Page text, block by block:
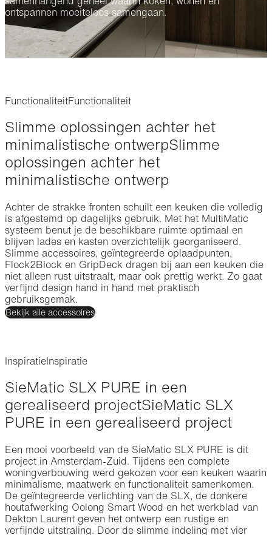
ontspannen moeiteloos samengaan.
FunctionaliteitFunctionaliteit
Slimme oplossingen achter het
minimalistische ontwerpSlimme
oplossingen achter het
minimalistische ontwerp
Achter de strakke fronten schuilt een keuken die volledig
is afgestemd op dagelijks gebruik. Met het MultiMatic
systeem benut je de beschikbare ruimte optimaal en
blijven lades en kasten overzichtelijk georganiseerd.
Slimme accessoires, geïntegreerde oplaadpunten,
Flock2Block en GripDeck dragen bij aan een keuken die
niet alleen rust uitstraalt, maar ook prettig werkt. Zo gaat
verfijnd design hand in hand met praktisch
gebruiksgemak.
Bekijk alle accessoires
Inspiratie Inspiratie
SieMatic SLX PURE in een
gerealiseerd projectSieMatic SLX
PURE in een gerealiseerd project
Een mooi voorbeeld van de SieMatic SLX PURE is dit
project in Amsterdam-Zuid. Tijdens een complete
woningverbouwing werd gekozen voor een keuken waarin
minimalisme, maatwerk en functionaliteit samenkomen.
De geïntegreerde verlichting van de SLX, de donkere
houtafwerking Oolong Smart Wood en het werkblad van
Dekton Laurent geven het ontwerp een rustige en
verfijnde uitstraling. Door de slimme indeling met vier